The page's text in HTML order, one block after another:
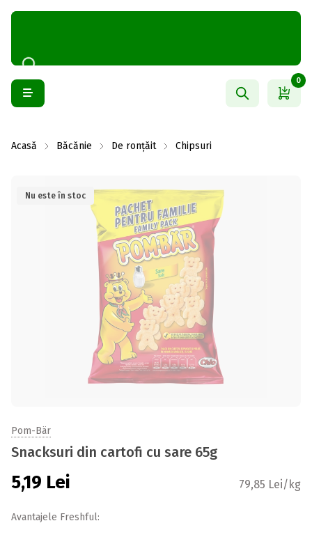
0
Acasă Băcănie De ronțăit Chipsuri
Nu este în stoc
Pom-Bär
Snacksuri din cartofi cu sare 65g
5,19 Lei 79,85 Lei/kg
Avantajele Freshful: